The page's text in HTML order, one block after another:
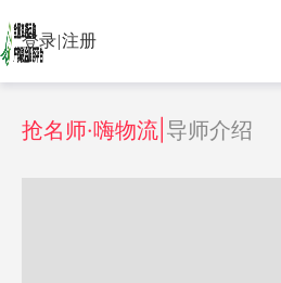
登录|注册
抢名师·嗨物流| 导师介绍